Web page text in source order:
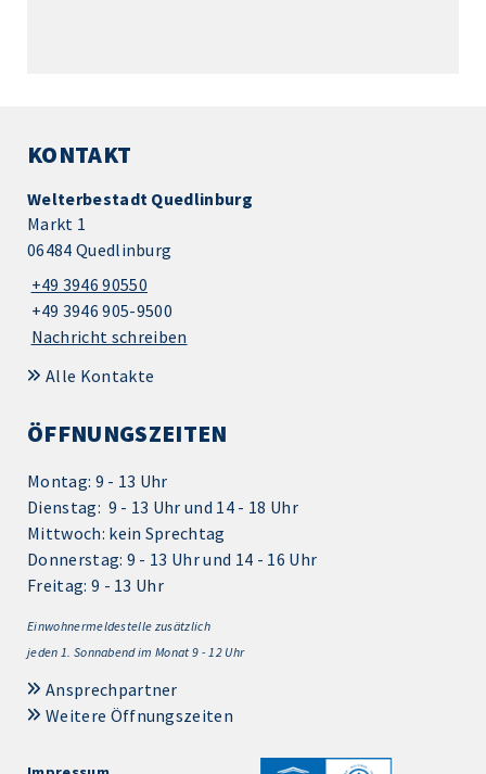
KONTAKT
Welterbestadt Quedlinburg
Markt 1
06484 Quedlinburg
+49 3946 90550
+49 3946 905-9500
Nachricht schreiben
Alle Kontakte
ÖFFNUNGSZEITEN
Montag: 9 - 13 Uhr
Dienstag: 9 - 13 Uhr und 14 - 18 Uhr
Mittwoch: kein Sprechtag
Donnerstag: 9 - 13 Uhr und 14 - 16 Uhr
Freitag: 9 - 13 Uhr
Einwohnermeldestelle zusätzlich
jeden 1. Sonnabend im Monat 9 - 12 Uhr
Ansprechpartner
Weitere Öffnungszeiten